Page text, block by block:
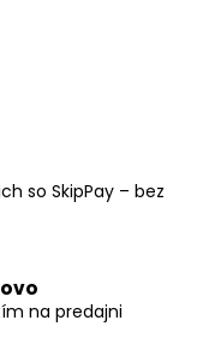
so SkipPay – bez
na predajni